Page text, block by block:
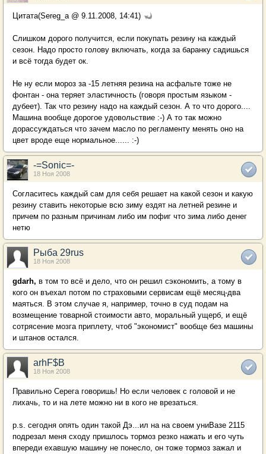
Цитата(Sereg_a @ 9.11.2008, 14:41)
Слишком дорого получится, если покупать резину на каждый
сезон. Надо просто голову включать, когда за баранку садишься
и всё тогда будет ок.
Не ну если мороз за -15 летняя резина на асфальте тоже не
фонтан - она теряет эластичность (говоря простым языком -
дубеет). Так что резину надо на каждый сезон. А то что дорого....
Машина вообще дорогое удовольствие :-) А то так можно
дорассуждаться что зачем масло по регламенту менять оно на
цвет вроде еще нормальное...... :-)
-=Sonic=-
18 Ноя 2008
Согласитесь каждый сам для себя решает на какой сезон и какую
резину ставить некоторые всю зиму ездят на летней резине и
причем по разным причинам либо им пофиг что зима либо денег
нетю
Рыба 29rus
18 Ноя 2008
gdarh, в том то всё и дело, что он решил сэкономить, а тому в
кого он въехал потом по страховыми сервисам ещё месяц-два
маяться. В этом случае я, например, точно в суд подам на
возмещение товарной стоимости авто, моральный ущерб, и ещё
сотрясение мозга приплету, чтоб "экономист" вообще без машины
и штанов остался.
arhF$B
18 Ноя 2008
Правильно Серега говоришь! Но если человек с головой и не
лихачь, то и на лете можно ни в кого не врезаться.
p.s. сегодня опять один такой Дэ...ил на на своем униВазе 2115
подрезал меня сходу пришлось тормоз резко нажать и его чуть
впереди ехавшую машину не понесло, он тоже тормоз зажал и